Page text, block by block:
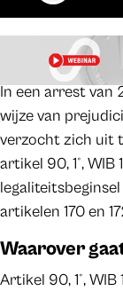
In een arrest van
wijze van
verzocht zich uit
artikel 90, 1°,
artikelen 170 en
Waarover
Artikel 90, 1°,